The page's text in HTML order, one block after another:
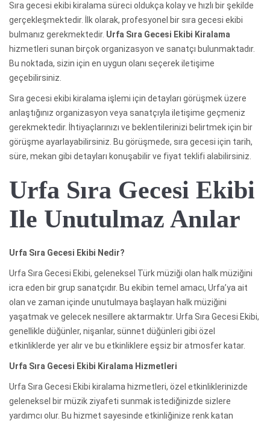
Sıra gecesi ekibi kiralama süreci oldukça kolay ve hızlı bir şekilde
gerçekleşmektedir. İlk olarak, profesyonel bir sıra gecesi ekibi
bulmanız gerekmektedir. Urfa Sıra Gecesi Ekibi Kiralama
hizmetleri sunan birçok organizasyon ve sanatçı bulunmaktadır.
Bu noktada, sizin için en uygun olanı seçerek iletişime
geçebilirsiniz.
Sıra gecesi ekibi kiralama işlemi için detayları görüşmek üzere
anlaştığınız organizasyon veya sanatçıyla iletişime geçmeniz
gerekmektedir. İhtiyaçlarınızı ve beklentilerinizi belirtmek için bir
görüşme ayarlayabilirsiniz. Bu görüşmede, sıra gecesi için tarih,
süre, mekan gibi detayları konuşabilir ve fiyat teklifi alabilirsiniz.
Urfa Sıra Gecesi Ekibi
Ile Unutulmaz Anılar
Urfa Sıra Gecesi Ekibi Nedir?
Urfa Sıra Gecesi Ekibi, geleneksel Türk müziği olan halk müziğini
icra eden bir grup sanatçıdır. Bu ekibin temel amacı, Urfa’ya ait
olan ve zaman içinde unutulmaya başlayan halk müziğini
yaşatmak ve gelecek nesillere aktarmaktır. Urfa Sıra Gecesi Ekibi,
genellikle düğünler, nişanlar, sünnet düğünleri gibi özel
etkinliklerde yer alır ve bu etkinliklere eşsiz bir atmosfer katar.
Urfa Sıra Gecesi Ekibi Kiralama Hizmetleri
Urfa Sıra Gecesi Ekibi kiralama hizmetleri, özel etkinliklerinizde
geleneksel bir müzik ziyafeti sunmak istediğinizde sizlere
yardımcı olur. Bu hizmet sayesinde etkinliğinize renk katan